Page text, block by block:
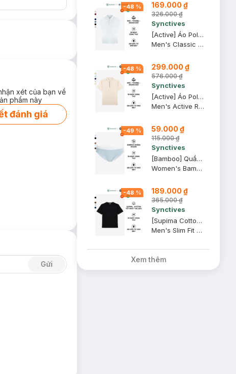
xét của bạn về
phẩm này
đánh giá
Gửi
-48 % 169.000 ₫
326.000 ₫
Synctives
[Active] Áo Polo Nam Synctives Classic Fit, Trắng, M - CMPO0013
Men's Classic Fit Polo Shirt
-48 % 299.000 ₫
576.000 ₫
Synctives
[Active] Áo Polo Nam Synctives Regular Fit, Be Xám, XL - SMPO0009
Men's Active Regular Fit Polo Shirt
-49 % 59.000 ₫
115.000 ₫
Synctives
[Bamboo] Quần Lót Nữ Synctives Dáng Bikini, Xanh Nhạt, XS - CWPT0008
Women's Bamboo Bikini Panties
-48 % 189.000 ₫
365.000 ₫
Synctives
[Supima Cotton] Áo Thun Nam Synctives Slim Fit, Đen, M - CMTS0029
Men's Slim Fit T-shirt
Xem thêm